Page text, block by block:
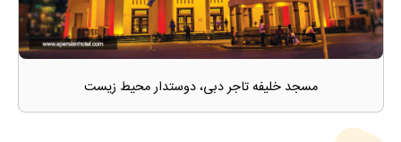
مسجد خلیفه تاجر دبی، دوستدار محیط زیست